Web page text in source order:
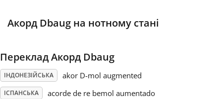
Português
Акорд Dbaug на нотному стані
Переклад Акорд Dbaug
ІНДОНЕЗІЙСЬКА akor D-mol augmented
ІСПАНСЬКА acorde de re bemol aumentado